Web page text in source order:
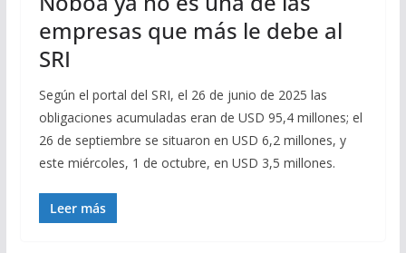
empresas que más le debe al
SRI
Según el portal del SRI, el 26 de junio de 2025 las
obligaciones acumuladas eran de USD 95,4 millones; el
26 de septiembre se situaron en USD 6,2 millones, y
este miércoles, 1 de octubre, en USD 3,5 millones.
Leer más